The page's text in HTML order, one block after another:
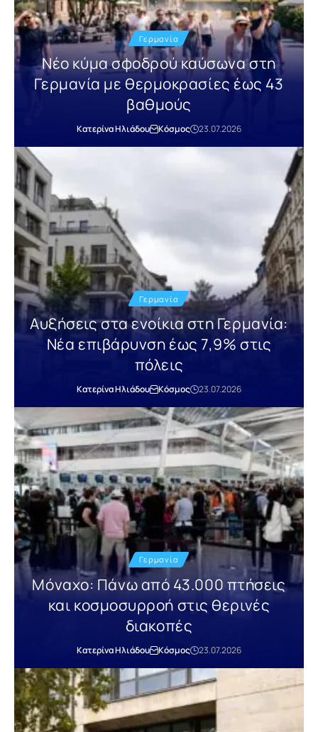
Γερμανία
Νέο κύμα σφοδρού καύσωνα στη
Γερμανία με θερμοκρασίες έως 43
βαθμούς
Κατερίνα Ηλιάδου Κόσμος 23.07.2026
Γερμανία
Αυξήσεις στα ενοίκια στη Γερμανία:
Νέα επιβάρυνση έως 7,9% στις
πόλεις
Κατερίνα Ηλιάδου Κόσμος 23.07.2026
Γερμανία
Μόναχο: Πάνω από 43.000 πτήσεις
και κοσμοσυρροή στις θερινές
διακοπές
Κατερίνα Ηλιάδου Κόσμος 23.07.2026